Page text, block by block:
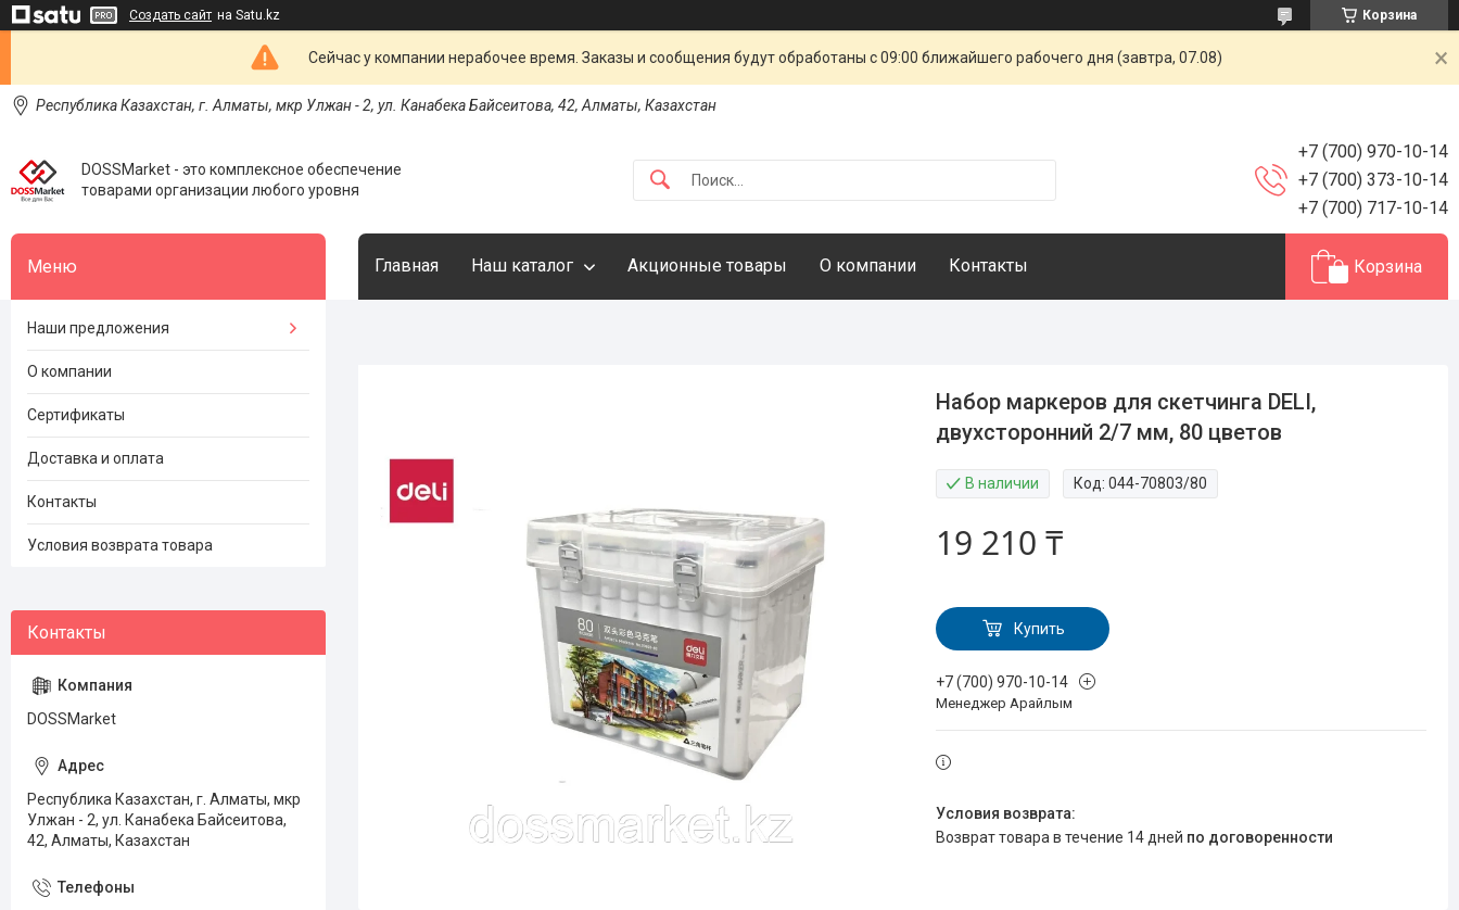
Создать сайт на Satu.kz Корзина
Сейчас у компании нерабочее время. Заказы и сообщения будут обработаны с 09:00 ближайшего рабочего дня (завтра, 07.08)
Республика Казахстан, г. Алматы, мкр Улжан - 2, ул. Канабека Байсеитова, 42, Алматы, Казахстан
DOSSMarket - это комплексное обеспечение
товарами организации любого уровня
+7 (700) 970-10-14
+7 (700) 373-10-14
+7 (700) 717-10-14
Главная Наш каталог Акционные товары О компании Контакты Корзина
Набор маркеров для скетчинга DELI,
двухсторонний 2/7 мм, 80 цветов
В наличии Код:044-70803/80
19 210 ₸
Купить
+7 (700) 970-10-14
Менеджер Арайлым
возврат товара в течение 14 дней по договоренности
Наши предложения
О компании
Сертификаты
Доставка и оплата
Контакты
Условия возврата товара
DOSSMarket
Республика Казахстан, г. Алматы, мкр
Улжан - 2, ул. Канабека Байсеитова,
42, Алматы, Казахстан